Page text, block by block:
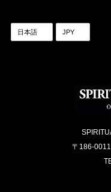
〒186-